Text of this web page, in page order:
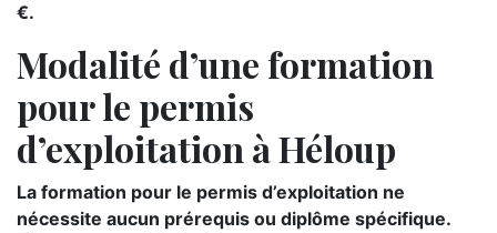
€.
Modalité d’une formation
pour le permis
d’exploitation à Héloup
La formation pour le permis d’exploitation ne
nécessite aucun prérequis ou diplôme spécifique.